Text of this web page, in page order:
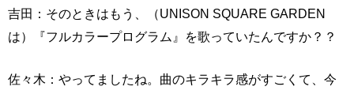
吉田：そのときはもう、（UNISON SQUARE GARDEN
は）『フルカラープログラム』を歌っていたんですか？？
佐々木：やってましたね。曲のキラキラ感がすごくて、今